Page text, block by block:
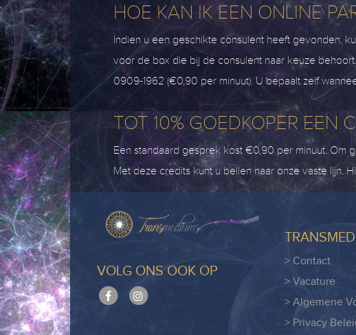
HOE KAN IK EEN ONLINE
Indien u een geschikte consulent heeft gevonden,
voor de box die bij de consulent naar keuze
0909-1962 (€0,90 per minuut). U bepaalt zelf
TOT 10% GOEDKOPER EEN
Een standaard gesprek kost €0,90 per minuut. Om
Met deze credits kunt u bellen naar onze vaste lijn.
VOLG ONS OOK OP
> Contact
> Vacature
> Algemene
> Privacy